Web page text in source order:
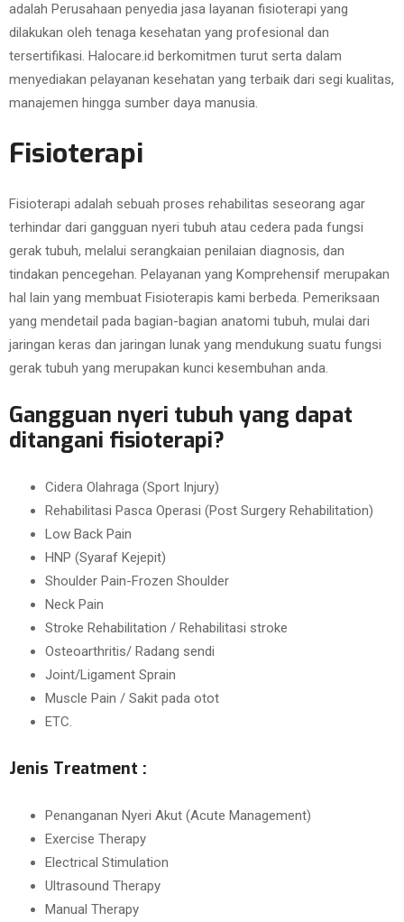
adalah Perusahaan penyedia jasa layanan fisioterapi yang
dilakukan oleh tenaga kesehatan yang profesional dan
tersertifikasi. Halocare.id berkomitmen turut serta dalam
menyediakan pelayanan kesehatan yang terbaik dari segi kualitas,
manajemen hingga sumber daya manusia.
Fisioterapi
Fisioterapi adalah sebuah proses rehabilitas seseorang agar
terhindar dari gangguan nyeri tubuh atau cedera pada fungsi
gerak tubuh, melalui serangkaian penilaian diagnosis, dan
tindakan pencegehan. Pelayanan yang Komprehensif merupakan
hal lain yang membuat Fisioterapis kami berbeda. Pemeriksaan
yang mendetail pada bagian-bagian anatomi tubuh, mulai dari
jaringan keras dan jaringan lunak yang mendukung suatu fungsi
gerak tubuh yang merupakan kunci kesembuhan anda.
Gangguan nyeri tubuh yang dapat
ditangani fisioterapi?
Cidera Olahraga (Sport Injury)
Rehabilitasi Pasca Operasi (Post Surgery Rehabilitation)
Low Back Pain
HNP (Syaraf Kejepit)
Shoulder Pain-Frozen Shoulder
Neck Pain
Stroke Rehabilitation / Rehabilitasi stroke
Osteoarthritis/ Radang sendi
Joint/Ligament Sprain
Muscle Pain / Sakit pada otot
ETC.
Jenis Treatment :
Penanganan Nyeri Akut (Acute Management)
Exercise Therapy
Electrical Stimulation
Ultrasound Therapy
Manual Therapy